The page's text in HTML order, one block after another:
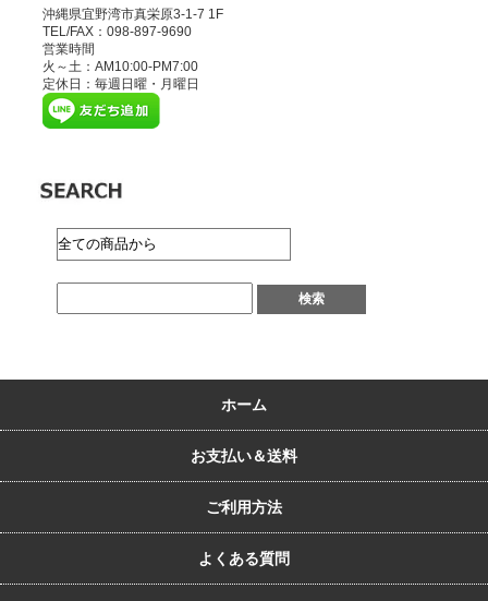
沖縄県宜野湾市真栄原3-1-7 1F
TEL/FAX：098-897-9690
営業時間
火～土：AM10:00-PM7:00
定休日：毎週日曜・月曜日
ホーム
お支払い＆送料
ご利用方法
よくある質問